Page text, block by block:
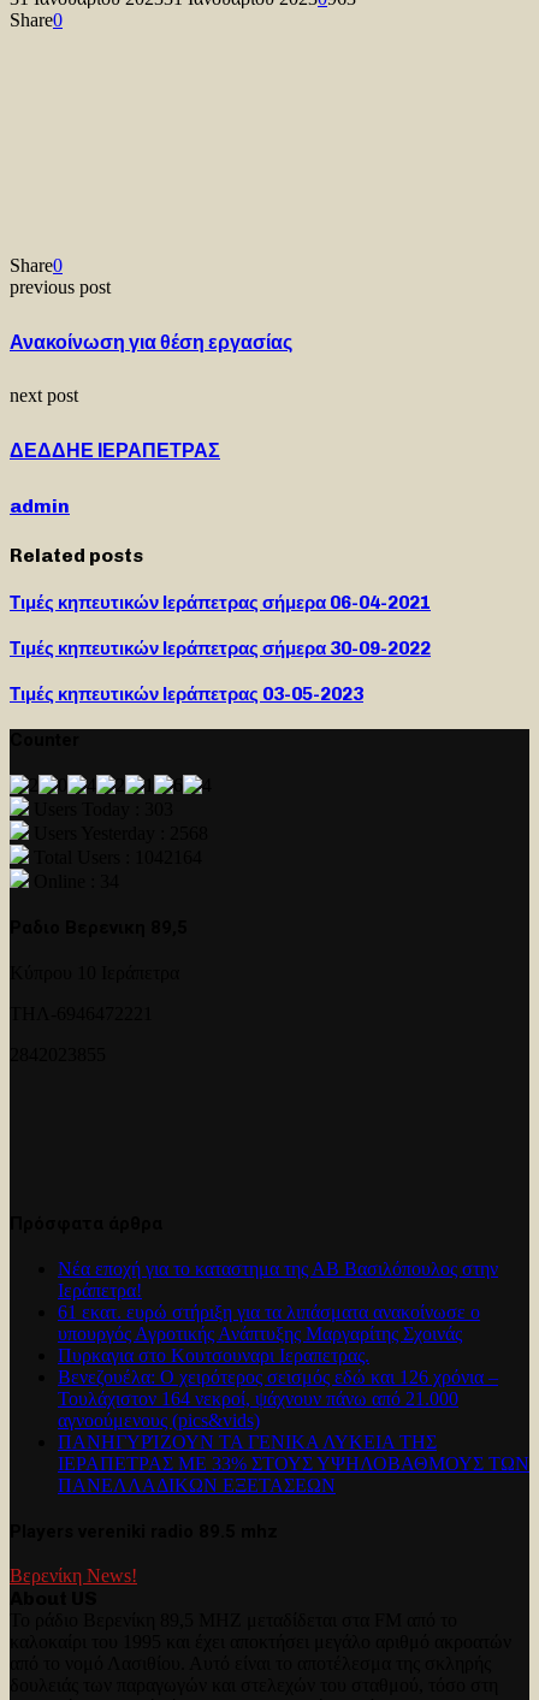
Share0
Share0
previous post
Ανακοίνωση για θέση εργασίας
next post
ΔΕΔΔΗΕ ΙΕΡΑΠΕΤΡΑΣ
admin
Related posts
Τιμές κηπευτικών Ιεράπετρας σήμερα 06-04-2021
Τιμές κηπευτικών Ιεράπετρας σήμερα 30-09-2022
Τιμές κηπευτικών Ιεράπετρας 03-05-2023
Νέα εποχή για το καταστημα της ΑΒ Βασιλόπουλος στην
Ιεράπετρα!
61 εκατ. ευρώ στήριξη για τα λιπάσματα ανακοίνωσε ο
υπουργός Αγροτικής Ανάπτυξης Μαργαρίτης Σχοινάς
Πυρκαγια στο Κουτσουναρι Ιεραπετρας.
Βενεζουέλα: Ο χειρότερος σεισμός εδώ και 126 χρόνια –
Τουλάχιστον 164 νεκροί, ψάχνουν πάνω από 21.000
αγνοούμενους (pics&vids)
ΠΑΝΗΓΥΡΊΖΟΥΝ ΤΑ ΓΕΝΙΚΑ ΛΥΚΕΙΑ ΤΗΣ
ΙΕΡΑΠΕΤΡΑΣ ΜΕ 33% ΣΤΟΥΣ ΥΨΗΛΟΒΑΘΜΟΥΣ ΤΩΝ
ΠΑΝΕΛΛΑΔΙΚΩΝ ΕΞΕΤΑΣΕΩΝ
Βερενίκη News!